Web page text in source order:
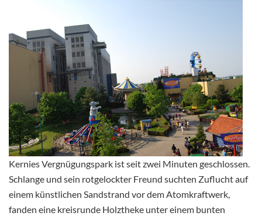
Kernies Vergnügungspark ist seit zwei Minuten geschlossen.
Schlange und sein rotgelockter Freund suchten Zuflucht auf
einem künstlichen Sandstrand vor dem Atomkraftwerk,
fanden eine kreisrunde Holztheke unter einem bunten